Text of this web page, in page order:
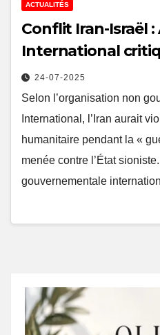
ACTUALITÉS
Conflit Iran-Israël
International
24-07-2025
Selon l’organisation non
International, l’Iran aurait
humanitaire pendant la «
menée contre l’État
gouvernementale